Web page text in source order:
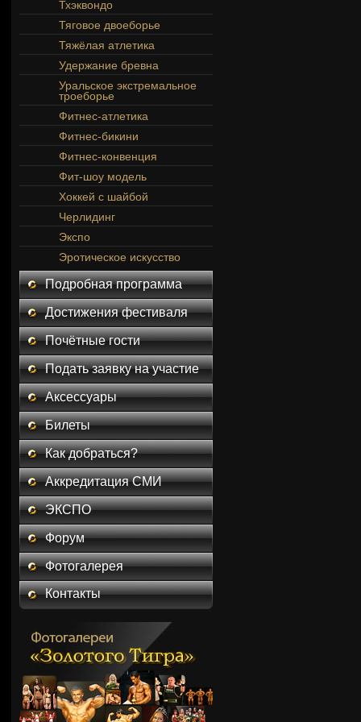
Тхэквондо
Тяговое двоеборье
Тяжёлая атлетика
Удержание бревна
Уральское экстремальное
троеборье
Фитнес-атлетика
Фитнес-бикини
Фитнес-конвенция
Фит-шоу модель
Хоккей с шайбой
Черлидинг
Экспо
Эротическое искусство
Подробная программа
Достижения фестиваля
Почётные гости
Подать заявку на участие
Аксессуары
Билеты
Как добраться?
Аккредитация СМИ
ЭКСПО
Форум
Фотогалерея
Контакты